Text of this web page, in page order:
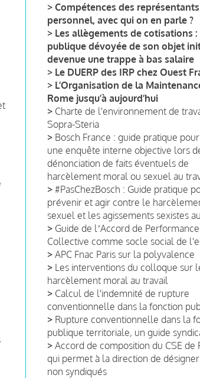
> Compétences des
personnel, avec qui on en parle ?
> Les allègements de cotisations :
publique dévoyée de son objet
devenue une trappe à bas salaire
> Le DUERP des IRP chez Ouest
> L’Organisation de la
Rome jusqu’à aujourd’hui
> Charte de l'environnement de
Sopra-Steria
> Bosch France : guide pratique
une enquête interne objective lors
dénonciation de faits éventuels de
harcèlement moral ou sexuel au
> #PasChezBosch : Guide pratique
prévenir et agir contre le
sexuel et les agissements sexistes
> Guide de lʼAccord de Performance
Collective comme socle social de
> APC Fnac Paris sur la polyvalence
> Les interventions du colloque sur
harcèlement moral au travail
> Calcul de l'indemnité de rupture
conventionnelle dans la fonction
> Rupture conventionnelle dans la
publique territoriale, un guide
> Accord de composition du CSE de
qui permet à la direction de
non syndiqués